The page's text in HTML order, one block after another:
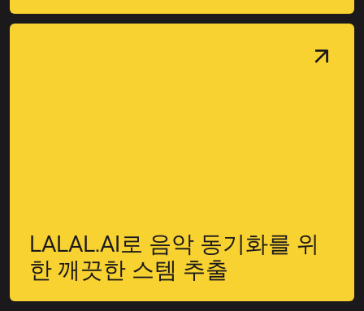
LALAL.AI로 음악 동기화를 위
한 깨끗한 스템 추출